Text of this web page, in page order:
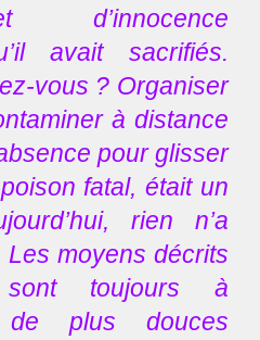
d’innocence
avait sacrifiés.
vous ? Organiser
à distance
pour glisser
fatal, était un
rien n’a
moyens décrits
sont toujours à
plus douces